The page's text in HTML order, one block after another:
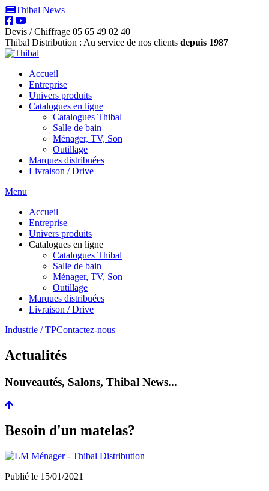
Thibal News
Devis / Chiffrage 05 65 49 02 40
Thibal Distribution : Au service de nos clients depuis 1987
Accueil
Entreprise
Univers produits
Catalogues en ligne
Catalogues Thibal
Salle de bain
Ménager, TV, Son
Outillage
Marques distribuées
Livraison / Drive
Menu
Accueil
Entreprise
Univers produits
Catalogues en ligne
Catalogues Thibal
Salle de bain
Ménager, TV, Son
Outillage
Marques distribuées
Livraison / Drive
Industrie / TPContactez-nous
Actualités
Nouveautés, Salons, Thibal News...
Besoin d'un matelas?
Publié le 15/01/2021